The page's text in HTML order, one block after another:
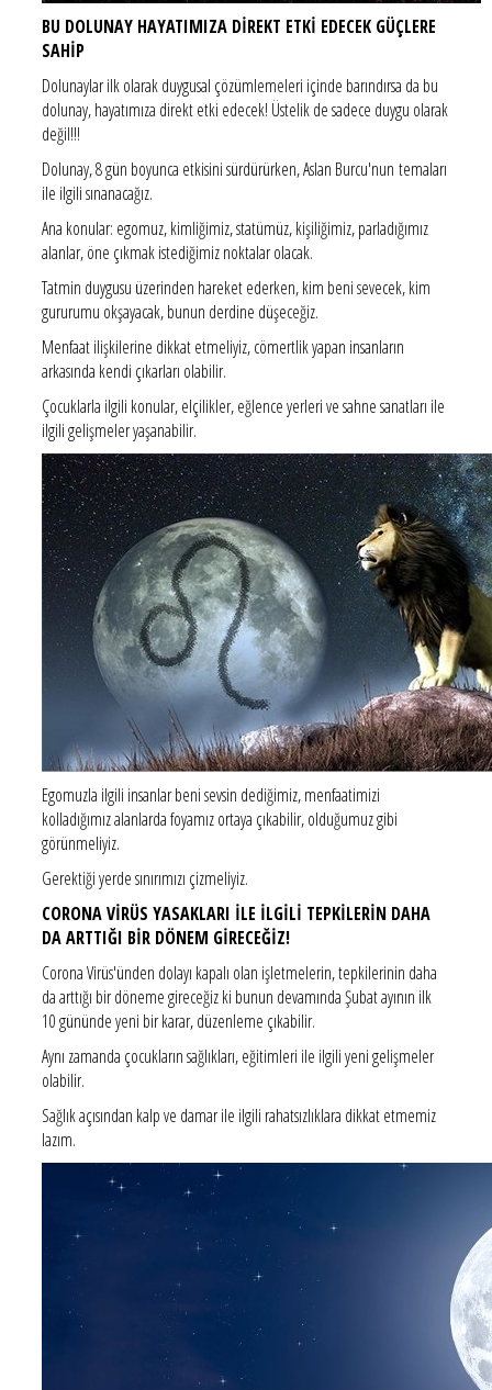
BU DOLUNAY HAYATIMIZA DİREKT ETKİ EDECEK GÜÇLERE
SAHİP
Dolunaylar ilk olarak duygusal çözümlemeleri içinde barındırsa da bu
dolunay, hayatımıza direkt etki edecek! Üstelik de sadece duygu olarak
değil!!!
Dolunay, 8 gün boyunca etkisini sürdürürken, Aslan Burcu'nun temaları
ile ilgili sınanacağız.
Ana konular: egomuz, kimliğimiz, statümüz, kişiliğimiz, parladığımız
alanlar, öne çıkmak istediğimiz noktalar olacak.
Tatmin duygusu üzerinden hareket ederken, kim beni sevecek, kim
gururumu okşayacak, bunun derdine düşeceğiz.
Menfaat ilişkilerine dikkat etmeliyiz, cömertlik yapan insanların
arkasında kendi çıkarları olabilir.
Çocuklarla ilgili konular, elçilikler, eğlence yerleri ve sahne sanatları ile
ilgili gelişmeler yaşanabilir.
Egomuzla ilgili insanlar beni sevsin dediğimiz, menfaatimizi
kolladığımız alanlarda foyamız ortaya çıkabilir, olduğumuz gibi
görünmeliyiz.
Gerektiği yerde sınırımızı çizmeliyiz.
CORONA VİRÜS YASAKLARI İLE İLGİLİ TEPKİLERİN DAHA
DA ARTTIĞI BİR DÖNEM GİRECEĞİZ!
Corona Virüs'ünden dolayı kapalı olan işletmelerin, tepkilerinin daha
da arttığı bir döneme gireceğiz ki bunun devamında Şubat ayının ilk
10 gününde yeni bir karar, düzenleme çıkabilir.
Aynı zamanda çocukların sağlıkları, eğitimleri ile ilgili yeni gelişmeler
olabilir.
Sağlık açısından kalp ve damar ile ilgili rahatsızlıklara dikkat etmemiz
lazım.